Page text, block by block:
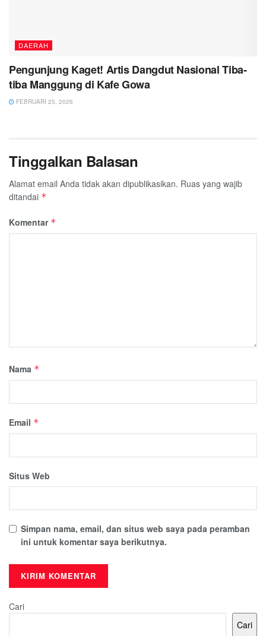
DAERAH
Pengunjung Kaget! Artis Dangdut Nasional Tiba-
tiba Manggung di Kafe Gowa
FEBRUARI 25, 2026
Tinggalkan Balasan
Alamat email Anda tidak akan dipublikasikan. Ruas yang wajib
ditandai *
Komentar *
Nama *
Email *
Situs Web
Simpan nama, email, dan situs web saya pada peramban
ini untuk komentar saya berikutnya.
Cari
Cari